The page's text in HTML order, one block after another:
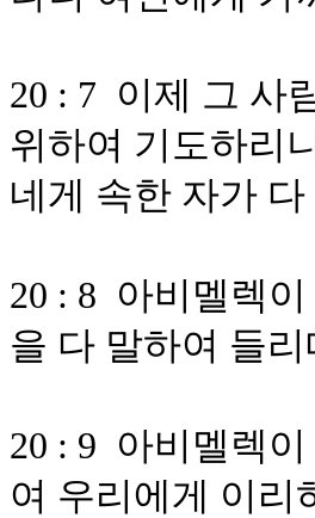
20 : 7 이제 그 사
위하여 기도하리
네게 속한 자가
20 : 8 아비멜렉
을 다 말하여 들
20 : 9 아비멜렉
여 우리에게 이리